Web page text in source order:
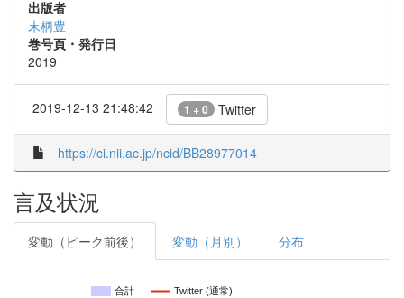
出版者
末柄豊
巻号頁・発行日
2019
2019-12-13 21:48:42 1 + 0 Twitter
https://ci.nii.ac.jp/ncid/BB28977014
言及状況
変動（ピーク前後） 変動（月別） 分布
合計 Twitter (通常)